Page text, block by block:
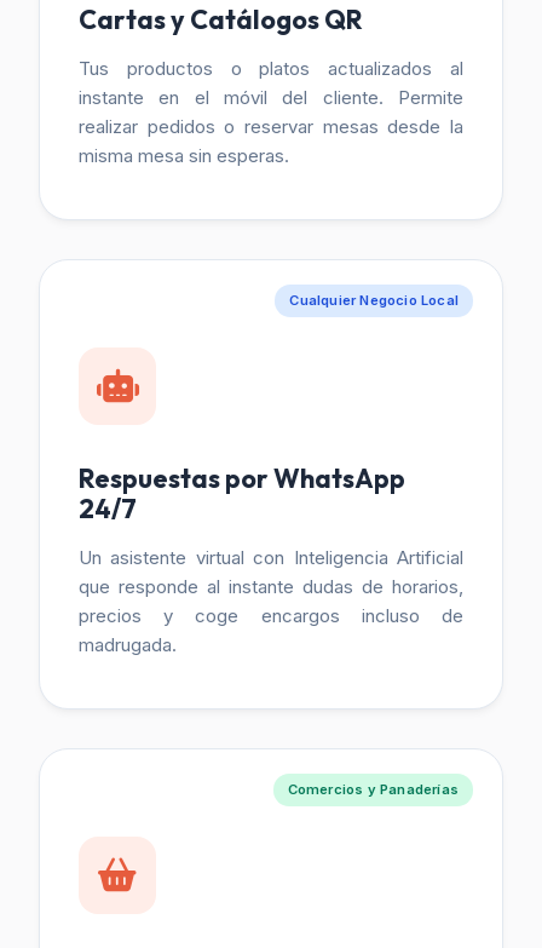
Cartas y Catálogos QR
Tus productos o platos actualizados al
instante en el móvil del cliente. Permite
realizar pedidos o reservar mesas desde la
misma mesa sin esperas.
Cualquier Negocio Local
Respuestas por WhatsApp
24/7
Un asistente virtual con Inteligencia Artificial
que responde al instante dudas de horarios,
precios y coge encargos incluso de
madrugada.
Comercios y Panaderías